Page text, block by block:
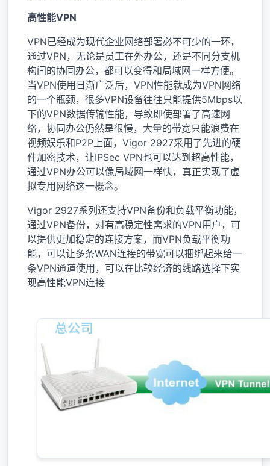
高性能VPN
VPN已经成为现代企业网络部署必不可少的一环，
通过VPN，无论是员工在外办公，还是不同分支机
构间的协同办公，都可以变得和局域网一样方便。
当VPN使用日渐广泛后，VPN性能就成为VPN网络
的一个瓶颈，很多VPN设备往往只能提供5Mbps以
下的VPN数据传输性能，导致即使部署了高速网
络，协同办公仍然是很慢，大量的带宽只能浪费在
视频娱乐和P2P上面，Vigor 2927采用了先进的硬
件加密技术，让IPSec VPN也可以达到超高性能，
通过VPN办公可以像局域网一样快，真正实现了虚
拟专用网络这一概念。
Vigor 2927系列还支持VPN备份和负载平衡功能，
通过VPN备份，对有高稳定性需求的VPN用户，可
以提供更加稳定的连接方案，而VPN负载平衡功
能，可以让多条WAN连接的带宽可以捆绑起来给一
条VPN通道使用，可以在比较经济的线路选择下实
现高性能VPN连接